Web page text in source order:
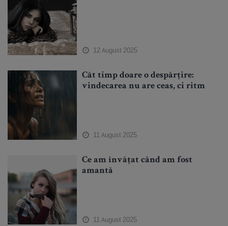
12 August 2025
Cât timp doare o despărțire:
vindecarea nu are ceas, ci ritm
11 August 2025
Ce am învățat când am fost
amantă
11 August 2025